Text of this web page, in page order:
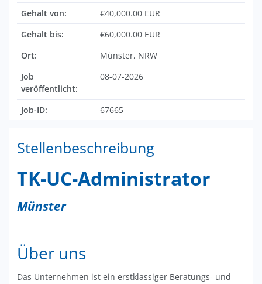
Gehalt von:
€40,000.00 EUR
Gehalt bis:
€60,000.00 EUR
Ort:
Münster, NRW
Job
veröffentlicht:
08-07-2026
Job-ID: 67665
Stellenbeschreibung
TK-UC-Administrator
Münster
Über uns
Das Unternehmen ist ein erstklassiger Beratungs- und